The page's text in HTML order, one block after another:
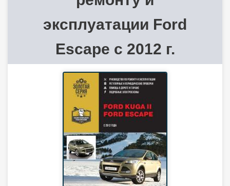
эксплуатации Ford
Escape с 2012 г.